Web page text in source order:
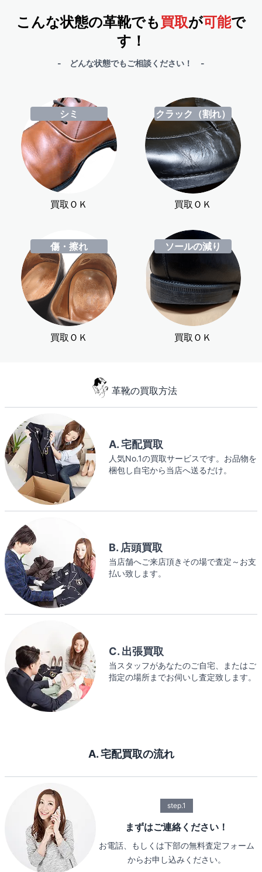
こんな状態の革靴でも買取が可能で
す！
- どんな状態でもご相談ください！ -
シミ
買取ＯＫ
クラック（割れ）
買取ＯＫ
傷・擦れ
買取ＯＫ
ソールの減り
買取ＯＫ
革靴の買取方法
A. 宅配買取
人気No.1の買取サービスです。お品物を
梱包し自宅から当店へ送るだけ。
B. 店頭買取
当店舗へご来店頂きその場で査定～お支
払い致します。
C. 出張買取
当スタッフがあなたのご自宅、またはご
指定の場所までお伺いし査定致します。
A. 宅配買取の流れ
step.1
まずはご連絡ください！
お電話、もしくは下部の無料査定フォーム
からお申し込みください。